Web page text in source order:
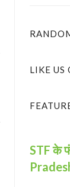
LIKE US
STF के